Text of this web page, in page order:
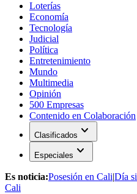
Loterías
Economía
Tecnología
Judicial
Política
Entretenimiento
Mundo
Multimedia
Opinión
500 Empresas
Contenido en Colaboración
Clasificados expand_more
Especiales expand_more
Es noticia:Posesión en Cali|Día
Cali